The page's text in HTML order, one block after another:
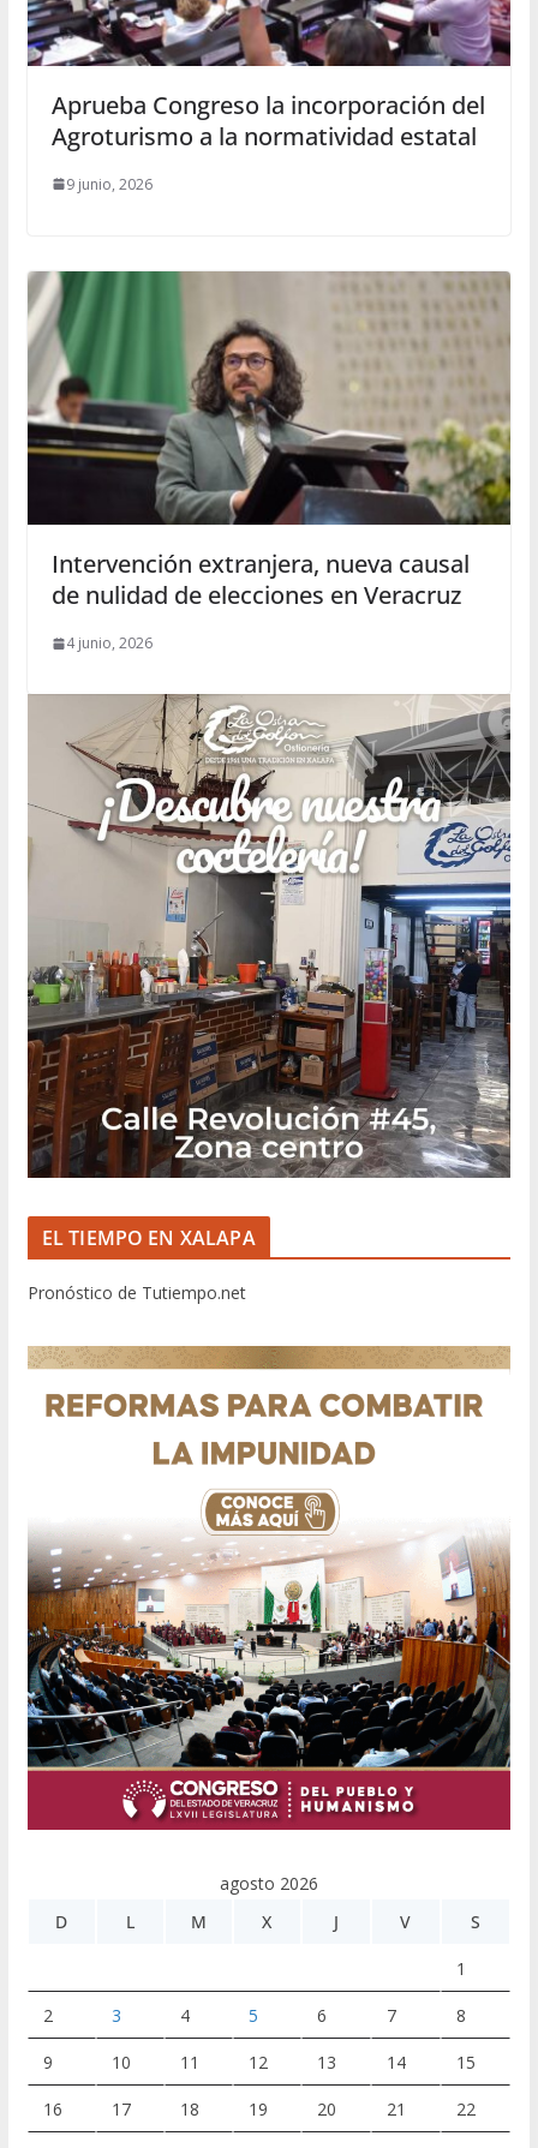
Aprueba Congreso la incorporación del
Agroturismo a la normatividad estatal
9 junio, 2026
Intervención extranjera, nueva causal
de nulidad de elecciones en Veracruz
4 junio, 2026
EL TIEMPO EN XALAPA
Pronóstico de Tutiempo.net
agosto 2026
D
L M X J V S
1
2 3 4 5 6 7 8
9 10 11 12 13 14 15
16 17 18 19 20 21 22